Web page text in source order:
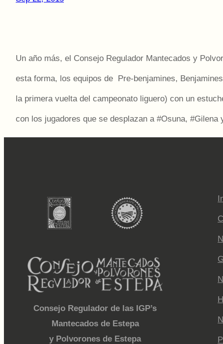
Un año más, el Consejo Regulador Mantecados y
esta forma, los equipos de Pre-benjamines,
la primera vuelta del campeonato liguero) con un
con los jugadores que se desplazan a ‪#‎Osuna‬,
Consejo Regulador de las IGP’s
Mantecados de Estepa
y Polvorones de Estepa